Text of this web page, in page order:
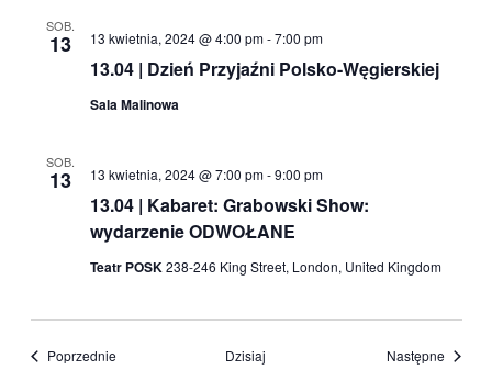
SOB.
13
13.04 | Dzień Przyjaźni Polsko-Węgierskiej
13 kwietnia, 2024 @ 4:00 pm-7:00 pm
Sala Malinowa
SOB.
13
13.04 | Kabaret: Grabowski Show:
wydarzenie ODWOŁANE
13 kwietnia, 2024 @ 7:00 pm-9:00 pm
Teatr POSK238-246 King Street, London, United Kingdom
PoprzednieWydarzenia Dzisiaj Następne